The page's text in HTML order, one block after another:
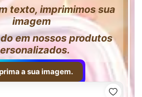
texto, imprimimos sua
imagem
em nossos produtos
a sua imagem.